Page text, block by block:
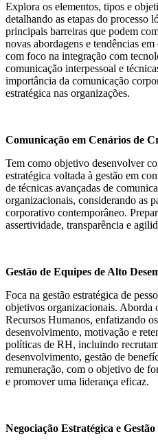
Explora os elementos, tipos e
detalhando as etapas do processo
principais barreiras que podem
novas abordagens e tendências
com foco na integração com
comunicação interpessoal e
importância da comunicação
estratégica nas organizações.
Comunicação em Cenários de
Tem como objetivo desenvolver
estratégica voltada à gestão em
de técnicas avançadas de
organizacionais, considerando as
corporativo contemporâneo.
assertividade, transparência e
Gestão de Equipes de Alto
Foca na gestão estratégica de
objetivos organizacionais. Aborda
Recursos Humanos, enfatizando
desenvolvimento, motivação e
políticas de RH, incluindo
desenvolvimento, gestão de
remuneração, com o objetivo de
e promover uma liderança eficaz.
Negociação Estratégica e